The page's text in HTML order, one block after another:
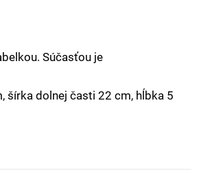
Súčasťou je
šírka dolnej časti 22 cm, hĺbka 5